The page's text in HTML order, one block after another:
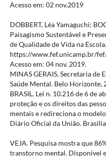
Acesso em: 02 nov.2019
DOBBERT, Léa Yamaguchi;
Paisagismo Sustentável e
de Qualidade de Vida na
https://www.fef.unicamp.br/
Acesso em: 04 nov. 2019.
MINAS GERAIS. Secretaria de
Saúde Mental. Belo Horizonte,
BRASIL. Lei n. 10.216 de 6 de
proteção e os direitos das
mentais e redireciona o
Diário Oficial da União.
VEJA. Pesquisa mostra que
transtorno mental. Disponível